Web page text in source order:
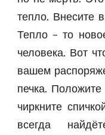
тепло. Внесите
Тепло – то
человека. Вот
вашем
печка.
чиркните
всегда